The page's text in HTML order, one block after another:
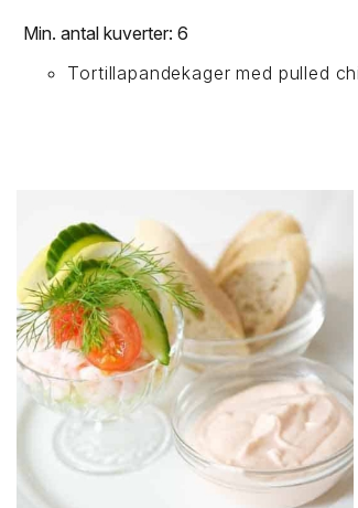
Min. antal kuverter: 6
Tortillapandekager med pulled